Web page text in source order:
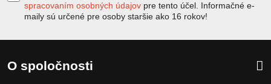
spracovaním osobných údajov pre tento účel. Informačné e-
maily sú určené pre osoby staršie ako 16 rokov!
O spoločnosti